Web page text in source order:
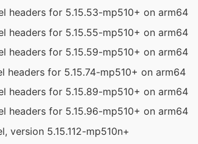
headers for 5.15.53-mp510+ on arm64
headers for 5.15.55-mp510+ on arm64
headers for 5.15.59-mp510+ on arm64
headers for 5.15.74-mp510+ on arm64
headers for 5.15.89-mp510+ on arm64
headers for 5.15.96-mp510+ on arm64
version 5.15.112-mp510n+